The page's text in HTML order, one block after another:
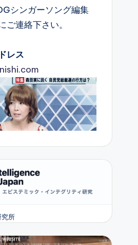
シンガーソング編集
ご連絡下さい。
レス
所